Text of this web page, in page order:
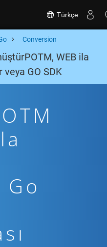
Türkçe
Conversion
WEB ila
veya GO SDK